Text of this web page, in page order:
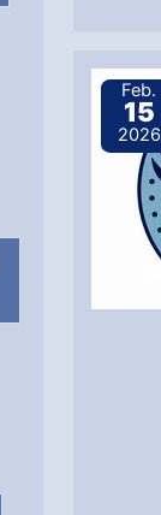
Feb.
15
2026